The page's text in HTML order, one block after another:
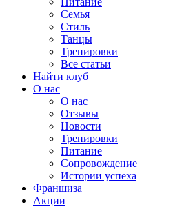
Семья
Стиль
Танцы
Тренировки
Все статьи
Найти клуб
О нас
О нас
Отзывы
Новости
Тренировки
Питание
Сопровождение
Истории успеха
Франшиза
Акции